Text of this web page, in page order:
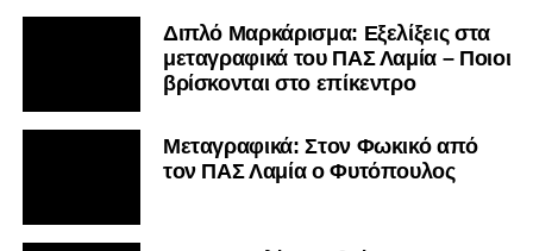
Ακολουθήστε το
μαθαίνετε πρώτοι τα κυανόλευκα νέα στην Ελλάδα και τον
υπόλοιπο κόσμο. Ακολουθήστε το lamiara.gr στο
μαθαίνετε σε χρόνο dt όλα τα νέα.
Διπλό Μαρκάρισμα: Εξελίξεις στα
μεταγραφικά του ΠΑΣ Λαμία – Ποιοι
βρίσκονται στο επίκεντρο
Μεταγραφικά: Στον Φωκικό από
τον ΠΑΣ Λαμία ο Φυτόπουλος